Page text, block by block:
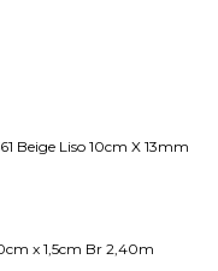
Beige Liso 10cm X 13mm
x 1,5cm Br 2,40m